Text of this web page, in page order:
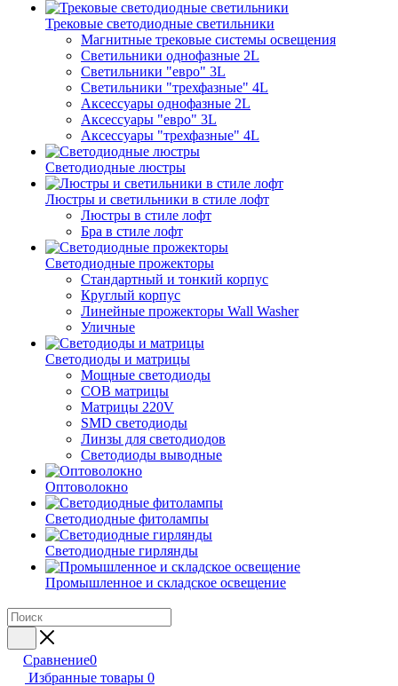
Трековые светодиодные светильники
Магнитные трековые системы освещения
Светильники однофазные 2L
Светильники "евро" 3L
Светильники "трехфазные" 4L
Аксессуары однофазные 2L
Аксессуары "евро" 3L
Аксессуары "трехфазные" 4L
Светодиодные люстры
Люстры и светильники в стиле лофт
Люстры в стиле лофт
Бра в стиле лофт
Светодиодные прожекторы
Стандартный и тонкий корпус
Круглый корпус
Линейные прожекторы Wall Washer
Уличные
Светодиоды и матрицы
Мощные светодиоды
COB матрицы
Матрицы 220V
SMD светодиоды
Линзы для светодиодов
Светодиоды выводные
Оптоволокно
Светодиодные фитолампы
Светодиодные гирлянды
Промышленное и складское освещение
Сравнение0
Избранные товары 0